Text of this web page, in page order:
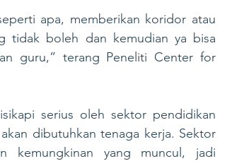
apa, memberikan koridor atau
tidak boleh dan kemudian ya bisa
guru,” terang Peneliti Center for
serius oleh sektor pendidikan
dibutuhkan tenaga kerja. Sektor
kemungkinan yang muncul, jadi